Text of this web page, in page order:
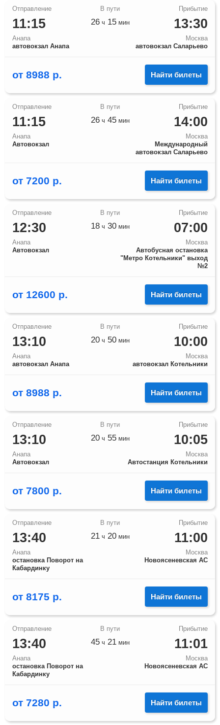
11:15
Анапа
автовокзал Анапа
13:30
Москва
автовокзал Саларьево
26ч 15мин
от 8988 р. Найти билеты
11:15
Анапа
Автовокзал
14:00
Москва
Международный
автовокзал Саларьево
26ч 45мин
от 7200 р. Найти билеты
12:30
Анапа
Автовокзал
07:00
Москва
Автобусная остановка
"Метро Котельники" выход
№2
18ч 30мин
от 12600 р. Найти билеты
13:10
Анапа
автовокзал Анапа
10:00
Москва
автовокзал Котельники
20ч 50мин
от 8988 р. Найти билеты
13:10
Анапа
Автовокзал
10:05
Москва
Автостанция Котельники
20ч 55мин
от 7800 р. Найти билеты
13:40
Анапа
остановка Поворот на
Кабардинку
11:00
Москва
Новоясеневская АС
21ч 20мин
от 8175 р. Найти билеты
13:40
Анапа
остановка Поворот на
Кабардинку
11:01
Москва
Новоясеневская АС
45ч 21мин
от 7280 р. Найти билеты